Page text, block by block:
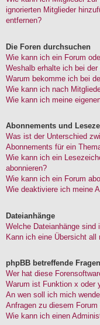
ignorierten Mitglieder
entfernen?
Die Foren durchsuchen
Wie kann ich ein Forum
Weshalb erhalte ich bei
Warum bekomme ich bei
Wie kann ich nach
Wie kann ich meine
Abonnements und
Was ist der Unterschied
Abonnements für ein
Wie kann ich ein
abonnieren?
Wie kann ich ein Forum
Wie deaktiviere ich meine
Dateianhänge
Welche Dateianhänge
Kann ich eine Übersicht all
phpBB betreffende Fragen
Wer hat diese
Warum ist Funktion x oder
An wen soll ich mich
Anfragen zu diesem Forum
Wie kann ich einen